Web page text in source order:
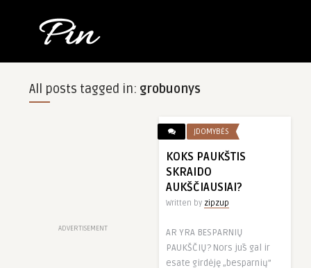
All posts tagged in: grobuonys
ADVERTISEMENT
ĮDOMYBĖS
KOKS PAUKŠTIS
SKRAIDO
AUKŠČIAUSIAI?
Written by zipzup
AR YRA BESPARNIŲ
PAUKŠČIŲ? Nors jūs gal ir
esate girdėję „besparnių”